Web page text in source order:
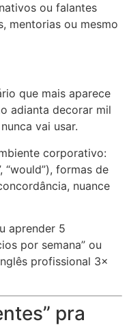
ou falantes
mentorias ou mesmo
que mais aparece
adianta decorar mil
vai usar.
corporativo:
“would”), formas de
nuance
aprender 5
por semana” ou
profissional 3×
pra